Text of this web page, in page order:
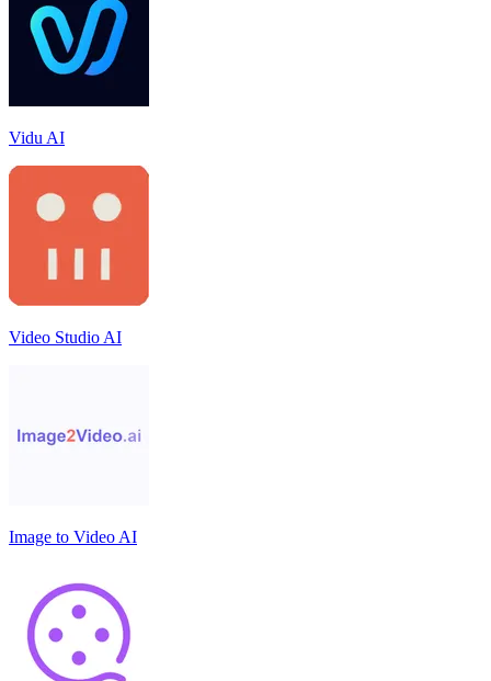
Vidu AI
Video Studio AI
Image to Video AI